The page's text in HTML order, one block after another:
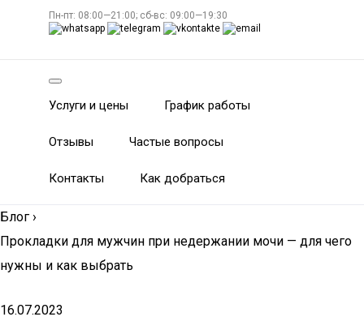
Пн-пт: 08:00—21:00; сб-вс: 09:00—19:30
Услуги и цены График работы
Отзывы Частые вопросы
Контакты Как добраться
Блог ›
Прокладки для мужчин при недержании мочи — для чего
нужны и как выбрать
16.07.2023